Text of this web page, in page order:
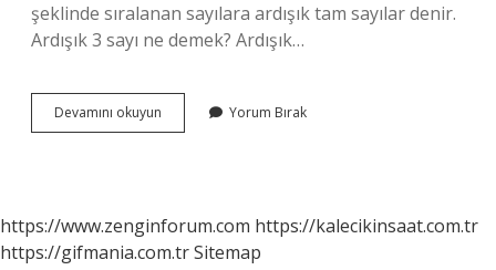
şeklinde sıralanan sayılara ardışık tam sayılar denir.
Ardışık 3 sayı ne demek? Ardışık…
Devamını okuyun
Sınıf
Yorum Bırak
https://www.zenginforum.com https://kalecikinsaat.com.tr
https://gifmania.com.trSitemap